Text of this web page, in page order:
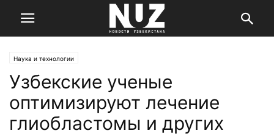
Наука и технологии
Узбекские ученые
оптимизируют лечение
глиобластомы и других